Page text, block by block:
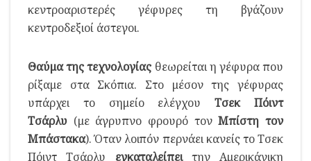
κεντροαριστερές γέφυρες τη βγάζουν
κεντροδεξιοί άστεγοι.
Θαύμα της τεχνολογίας θεωρείται η γέφυρα που
ρίξαμε στα Σκόπια. Στο μέσον της γέφυρας
υπάρχει το σημείο ελέγχουΤσεκ Πόιντ
Τσάρλυ (με άγρυπνο φρουρό τονΜπίστη τον
Μπάστακα). Όταν λοιπόν περνάει κανείς το Τσεκ
Πόιντ Τσάρλυ εγκαταλείπειτην Αμερικάνικη